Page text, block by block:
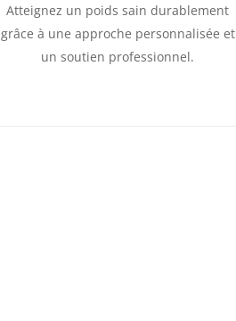
Atteignez un poids sain durablement
grâce à une approche personnalisée et
un soutien professionnel.